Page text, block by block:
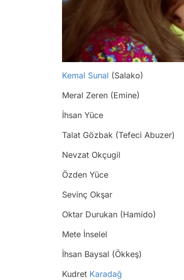
Kemal Sunal (Salako)
Meral Zeren (Emine)
İhsan Yüce
Talat Gözbak (Tefeci Abuzer)
Nevzat Okçugil
Özden Yüce
Sevinç Okşar
Oktar Durukan (Hamido)
Mete İnselel
İhsan Baysal (Ökkeş)
Kudret Karadağ